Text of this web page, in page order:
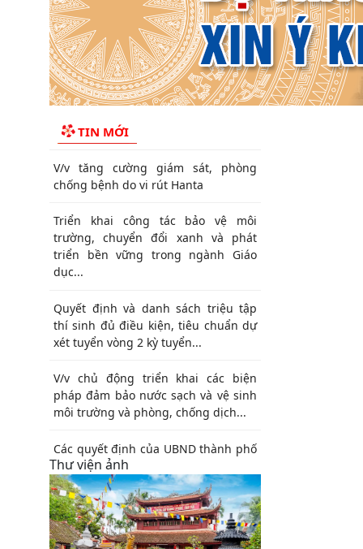
TIN MỚI
Thông báo kết quả và quyết định
trúng tuyển viên chức đơn vị sự
nghiệp công lập xã An Khánh năm...
Kế hoạch đấu giá quyền sử dụng đất
Tân Viên – An Thắng và khu TĐC...
V/v tăng cường giám sát, phòng
chống bệnh do vi rút Hanta
Triển khai công tác bảo vệ môi
trường, chuyển đổi xanh và phát
triển bền vững trong ngành Giáo
dục...
Quyết định và danh sách triệu tập
thí sinh đủ điều kiện, tiêu chuẩn dự
xét tuyển vòng 2 kỳ tuyển...
V/v chủ động triển khai các biện
pháp đảm bảo nước sạch và vệ sinh
môi trường và phòng, chống dịch...
Các quyết định của UBND thành phố
Hải Phòng về Công bố Danh mục
TTHC mới được ban hành, sửa đổi,
bổ...
Thông báo thể lệ Cuộc thi vẽ tranh
Thư viện ảnh